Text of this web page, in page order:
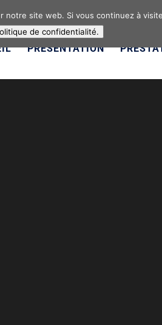
PRÉSENTATION
site web. Si vous continuez à
de confidentialité.